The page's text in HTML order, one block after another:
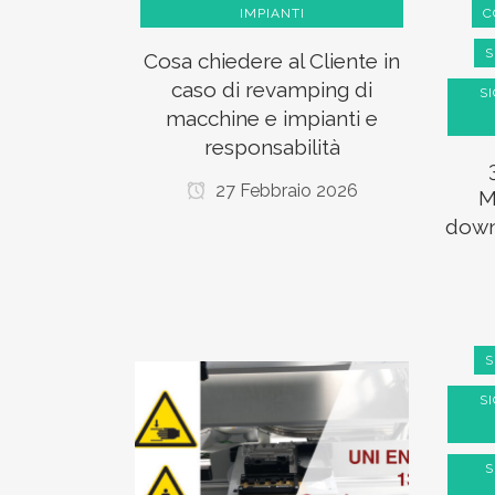
IMPIANTI
Cosa chiedere al Cliente in
caso di revamping di
macchine e impianti e
responsabilità
27 Febbraio 2026